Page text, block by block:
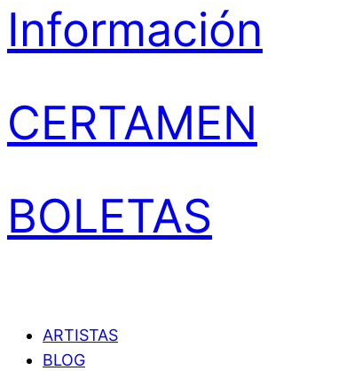
Información
CERTAMEN
BOLETAS
ARTISTAS
BLOG